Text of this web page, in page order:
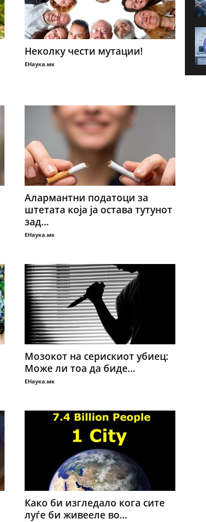
Неколку чести мутации!
ЕНаука.мк
Алармантни податоци за
штетата која ја остава тутунот
зад...
ЕНаука.мк
Мозокот на серискиот убиец:
Може ли тоа да биде...
ЕНаука.мк
Како би изгледало кога сите
луѓе би живееле во...